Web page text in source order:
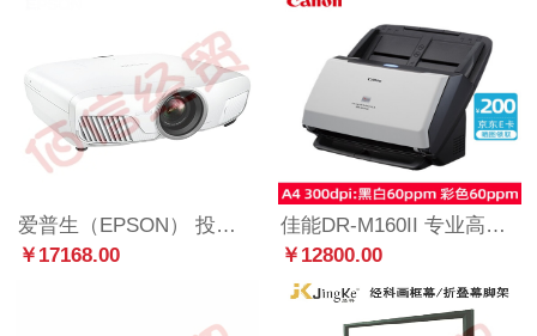
爱普生（EPSON） 投影仪 4K超高清高亮影院HDR投影机 CH-TW7400 【3D影院 2400流明】
￥17168.00
佳能DR-M160II 专业高速文件馈纸式扫描仪自动送纸型彩色A4双面扫描 官方标配
￥12800.00